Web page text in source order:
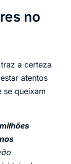
no
a certeza
atentos
se queixam